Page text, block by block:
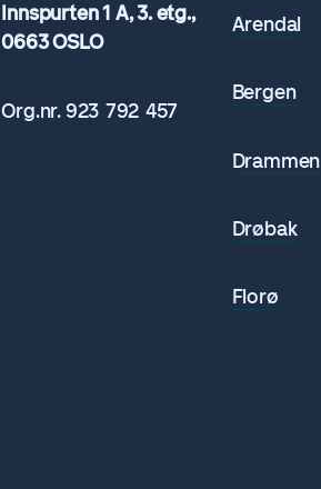
Innspurten 1 A, 3. etg.,
0663 OSLO
Org.nr.923 792 457
Arendal
Bergen
Drammen
Drøbak
Florø